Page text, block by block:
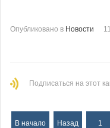
Опубликовано в Новости
Подписаться на этот
В начало Назад 1